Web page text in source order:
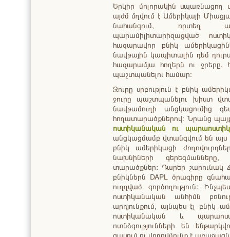
Երկիր մոլորակին սպառնացող
այժմ մղվում է Ամերիկայի
նահանգում, որտեղ
պարամիլիտարիզացված
հազարավոր բնիկ
նավթային կապիտալին դեմ
հազարամյա հողերն ու ջրերը,
պաշտպանելու համար։
Ջուրը սրբություն է բնիկ
ջուրը պաշտպանելու խիստ
նավթամուղի անցկացումից
հողատարածքներով։ Նրանց
ոստիկանական ու
անցկացմամբ վտանգվում են
բնիկ ամերիկացի
նախնիների
տարածքներ: Դարեր շարունակ
բնիկներն DAPL ծրագիրը
ուղղված գործողություն:
ոստիկանական անհիմն
արդյունքում, այնպես էլ բնիկ
ոստիկանական և
ոտնձգությունների են